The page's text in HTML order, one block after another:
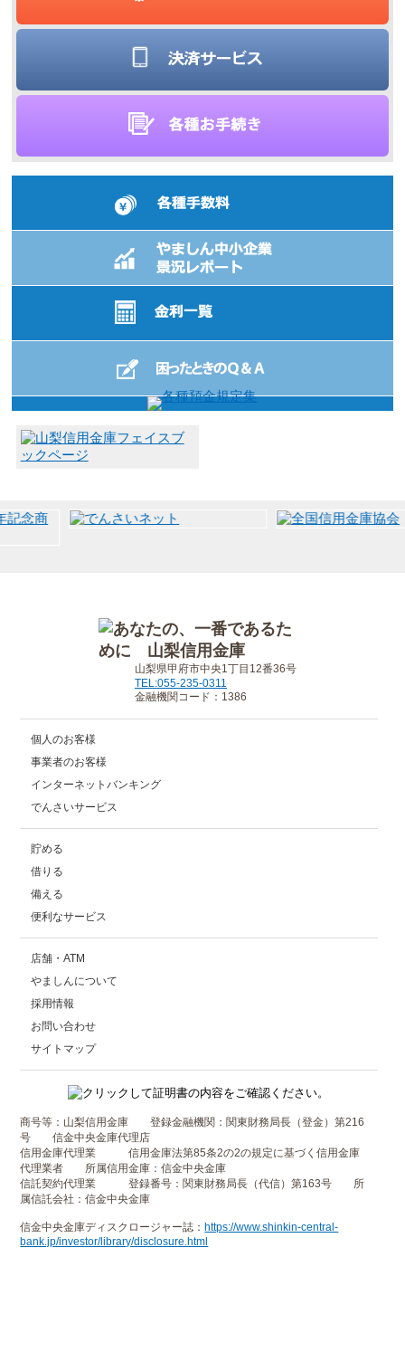
山梨県甲府市中央1丁目12番36号
TEL:055-235-0311
金融機関コード：1386
個人のお客様
事業者のお客様
インターネットバンキング
でんさいサービス
貯める
借りる
備える
便利なサービス
店舗・ATM
やましんについて
採用情報
お問い合わせ
サイトマップ
商号等：山梨信用金庫 登録金融機関：関東財務局長（登金）第216
号 信金中央金庫代理店
信用金庫代理業 信用金庫法第85条2の2の規定に基づく信用金庫
代理業者 所属信用金庫：信金中央金庫
信託契約代理業 登録番号：関東財務局長（代信）第163号 所
属信託会社：信金中央金庫
信金中央金庫ディスクロージャー誌：https://www.shinkin-central-
bank.jp/investor/library/disclosure.html